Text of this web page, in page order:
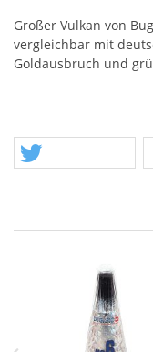
Großer Vulkan von
vergleichbar mit
Goldausbruch und